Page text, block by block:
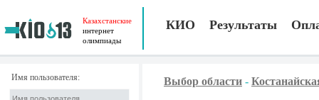
Казахстанские
интернет
олимпиады
КИО Результаты
Имя пользователя: Выбор области -